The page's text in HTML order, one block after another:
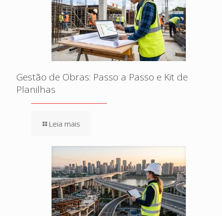
Gestão de Obras: Passo a Passo e Kit de
Planilhas
Leia mais